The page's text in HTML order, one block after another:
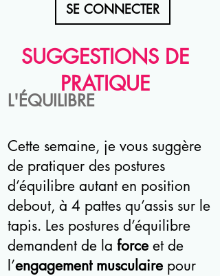
SE CONNECTER
SUGGESTIONS DE
PRATIQUE
L'ÉQUILIBRE
Cette semaine, je vous suggère
de pratiquer des postures
d’équilibre autant en position
debout, à 4 pattes qu’assis sur le
tapis. Les postures d’équilibre
demandent de la force et de
l’engagement musculaire pour